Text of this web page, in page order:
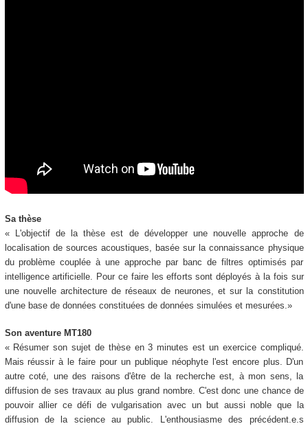
Sa thèse
« L'objectif de la thèse est de développer une nouvelle approche de
localisation de sources acoustiques, basée sur la connaissance physique
du problème couplée à une approche par banc de filtres optimisés par
intelligence artificielle. Pour ce faire les efforts sont déployés à la fois sur
une nouvelle architecture de réseaux de neurones, et sur la constitution
d'une base de données constituées de données simulées et mesurées.»
Son aventure MT180
« Résumer son sujet de thèse en 3 minutes est un exercice compliqué.
Mais réussir à le faire pour un publique néophyte l'est encore plus. D'un
autre coté, une des raisons d'être de la recherche est, à mon sens, la
diffusion de ses travaux au plus grand nombre. C'est donc une chance de
pouvoir allier ce défi de vulgarisation avec un but aussi noble que la
diffusion de la science au public. L'enthousiasme des précédent.e.s